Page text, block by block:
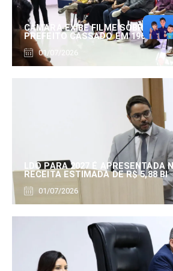
CÂMARA EXIBE FILME SOBRE
PREFEITO CASSADO EM 1960
01/07/2026
LDO PARA 2027 É APRESENTADA
RECEITA ESTIMADA DE R$ 5,88 BI
01/07/2026